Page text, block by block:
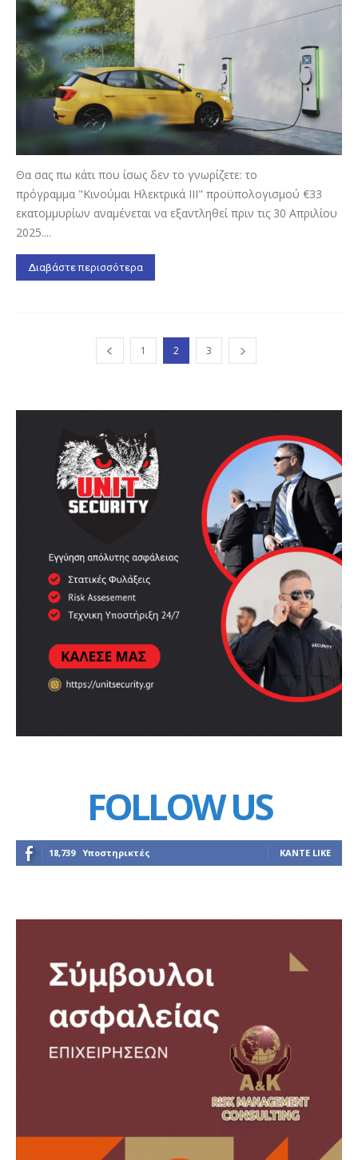
Θα σας πω κάτι που ίσως δεν το γνωρίζετε: το
πρόγραμμα "Κινούμαι Ηλεκτρικά ΙΙΙ" προϋπολογισμού €33
εκατομμυρίων αναμένεται να εξαντληθεί πριν τις 30 Απριλίου
2025....
Διαβάστε περισσότερα
1 2 3
FOLLOW US
18,739 Υποστηρικτές ΚΆΝΤΕ LIKE